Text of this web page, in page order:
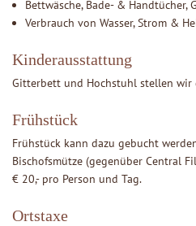
Bettwäsche, Bade- & Handtücher,
Verbrauch von Wasser, Strom &
Kinderausstattung
Gitterbett und Hochstuhl stellen wir
Frühstück
Frühstück kann dazu gebucht
Bischofsmütze (gegenüber Central
€ 20,- pro Person und Tag.
Ortstaxe